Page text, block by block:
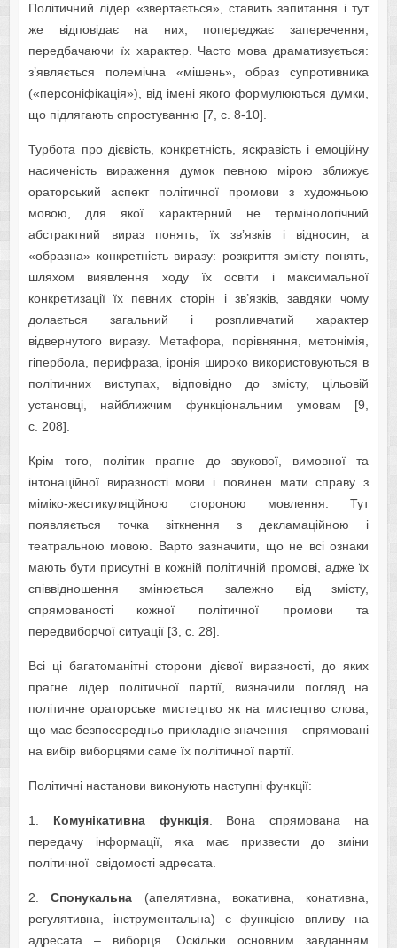
Політичний лідер «звертається», ставить запитання і тут
же відповідає на них, попереджає заперечення,
передбачаючи їх характер. Часто мова драматизується:
з’являється полемічна «мішень», образ супротивника
(«персоніфікація»), від імені якого формулюються думки,
що підлягають спростуванню [7, с. 8-10].
Турбота про дієвість, конкретність, яскравість і емоційну
насиченість вираження думок певною мірою зближує
ораторський аспект політичної промови з художньою
мовою, для якої характерний не термінологічний
абстрактний вираз понять, їх зв’язків і відносин, а
«образна» конкретність виразу: розкриття змісту понять,
шляхом виявлення ходу їх освіти і максимальної
конкретизації їх певних сторін і зв’язків, завдяки чому
долається загальний і розпливчатий характер
відвернутого виразу. Метафора, порівняння, метонімія,
гіпербола, перифраза, іронія широко використовуються в
політичних виступах, відповідно до змісту, цільовій
установці, найближчим функціональним умовам [9,
с. 208].
Крім того, політик прагне до звукової, вимовної та
інтонаційної виразності мови і повинен мати справу з
міміко-жестикуляційною стороною мовлення. Тут
появляється точка зіткнення з декламаційною і
театральною мовою. Варто зазначити, що не всі ознаки
мають бути присутні в кожній політичній промові, адже їх
співвідношення змінюється залежно від змісту,
спрямованості кожної політичної промови та
передвиборчої ситуації [3, с. 28].
Всі ці багатоманітні сторони дієвої виразності, до яких
прагне лідер політичної партії, визначили погляд на
політичне ораторське мистецтво як на мистецтво слова,
що має безпосередньо прикладне значення – спрямовані
на вибір виборцями саме їх політичної партії.
Політичні настанови виконують наступні функції:
1. Комунікативна функція. Вона спрямована на
передачу інформації, яка має призвести до зміни
політичної свідомості адресата.
2.Спонукальна (апелятивна, вокативна, конативна,
регулятивна, інструментальна) є функцією впливу на
адресата – виборця. Оскільки основним завданням